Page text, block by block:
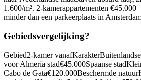
1.600/m². 2-kamerappartementen
minder dan een parkeerplaats in
Gebiedsvergelijking?
Gebied2-kamer
voor Almería stad€45.000Spaanse
Cabo de Gata€120.000Beschermde